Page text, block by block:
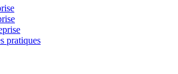
pratiques